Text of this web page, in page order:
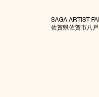
SAGA ARTIST
佐賀県佐賀市八